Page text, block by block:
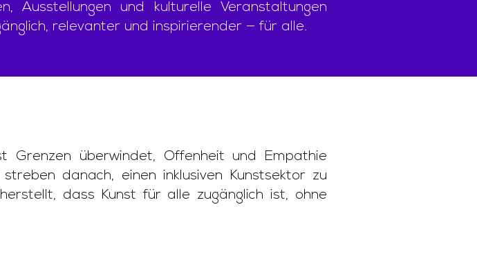
Ausstellungen und kulturelle Veranstaltungen
relevanter und inspirierender — für alle.
Grenzen überwindet, Offenheit und Empathie
danach, einen inklusiven Kunstsektor zu
dass Kunst für alle zugänglich ist, ohne